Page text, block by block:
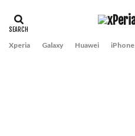
Xperia Galaxy Huawei iPhone